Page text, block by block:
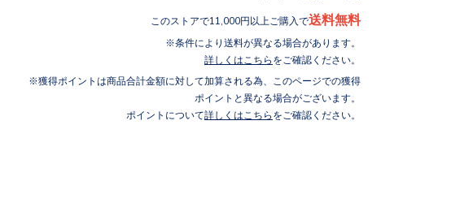
このストアで11,000円以上ご購入で送料無料
条件により送料が異なる場合があります。
詳しくはこちら をご確認ください。
獲得ポイントは商品合計金額に対して加算される為、このページでの獲得
ポイントと異なる場合がございます。
ポイントについて詳しくはこちら をご確認ください。